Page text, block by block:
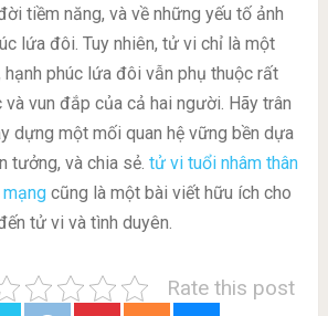
tiềm năng, và về những yếu tố ảnh
lứa đôi. Tuy nhiên, tử vi chỉ là một
phúc lứa đôi vẫn phụ thuộc rất
vun đắp của cả hai người. Hãy trân
dựng một mối quan hệ vững bền dựa
tưởng, và chia sẻ. tử vi tuổi nhâm thân
cũng là một bài viết hữu ích cho
tử vi và tình duyên.
Rate this post